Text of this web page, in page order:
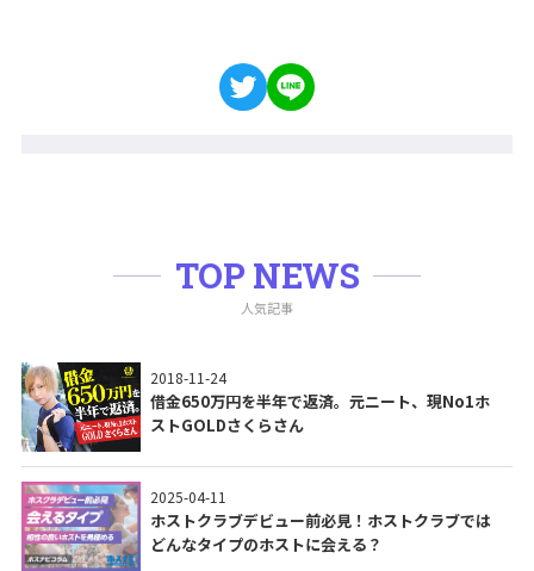
TOP NEWS
人気記事
2018-11-24
借金650万円を半年で返済。元ニート、現No1ホ
ストGOLDさくらさん
2025-04-11
ホストクラブデビュー前必見！ホストクラブでは
どんなタイプのホストに会える？